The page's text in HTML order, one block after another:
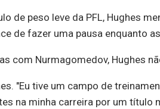
de peso leve da PFL, Hughes
de fazer uma pausa enquanto
com Nurmagomedov, Hughes
"Eu tive um campo de
na minha carreira por um